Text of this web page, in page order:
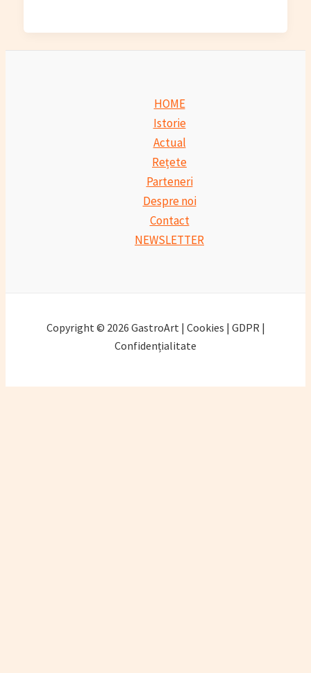
HOME
Istorie
Actual
Rețete
Parteneri
Despre noi
Contact
NEWSLETTER
Copyright © 2026 GastroArt | Cookies | GDPR |
Confidențialitate